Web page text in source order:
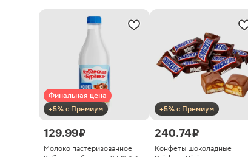
Финальная цена
+5% с Премиум
129.99 ₽
Молоко пастеризованное
+5% с Премиум
240.74 ₽
Конфеты шоколадные